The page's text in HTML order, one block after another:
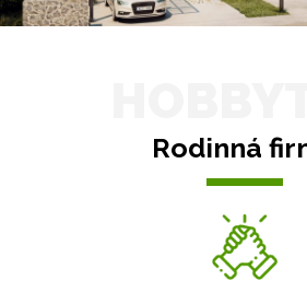
Rodinná